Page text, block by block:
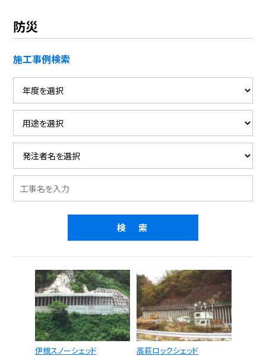
防災
施工事例検索
伊根スノーシェッド 高萩ロックシェッド